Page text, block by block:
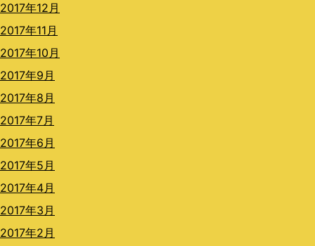
2017年12月
2017年11月
2017年10月
2017年9月
2017年8月
2017年7月
2017年6月
2017年5月
2017年4月
2017年3月
2017年2月